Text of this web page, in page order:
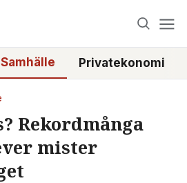
Samhälle Privatekonomi
Rekordmånga
mister